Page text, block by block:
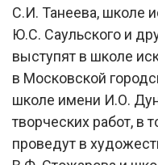
С.И. Танеева, школе
Ю.С. Саульского и
выступят в школе
в Московской
школе имени И.О.
творческих работ, в
проведут в